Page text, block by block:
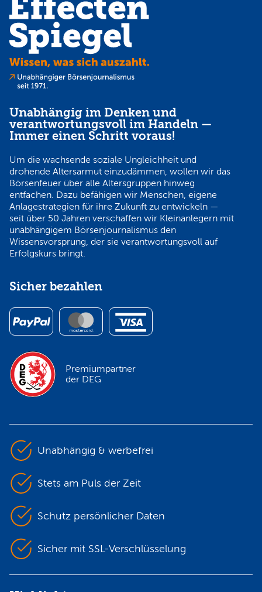
Unabhängig im Denken und
verantwortungsvoll im Handeln —
Immer einen Schritt voraus!
Um die wachsende soziale Ungleichheit und
drohende Altersarmut einzudämmen, wollen wir das
Börsenfeuer über alle Altersgruppen hinweg
entfachen. Dazu befähigen wir Menschen, eigene
Anlagestrategien für ihre Zukunft zu entwickeln —
seit über 50 Jahren verschaffen wir Kleinanlegern mit
unabhängigem Börsenjournalismus den
Wissensvorsprung, der sie verantwortungsvoll auf
Erfolgskurs bringt.
Sicher bezahlen
Premiumpartner
der DEG
Unabhängig & werbefrei
Stets am Puls der Zeit
Schutz persönlicher Daten
Sicher mit SSL-Verschlüsselung